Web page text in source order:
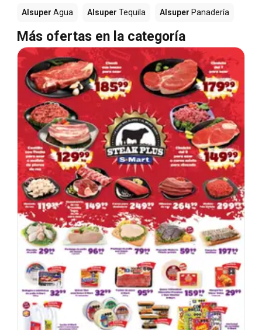
Alsuper Agua Alsuper Tequila Alsuper Panadería
Más ofertas en la categoría